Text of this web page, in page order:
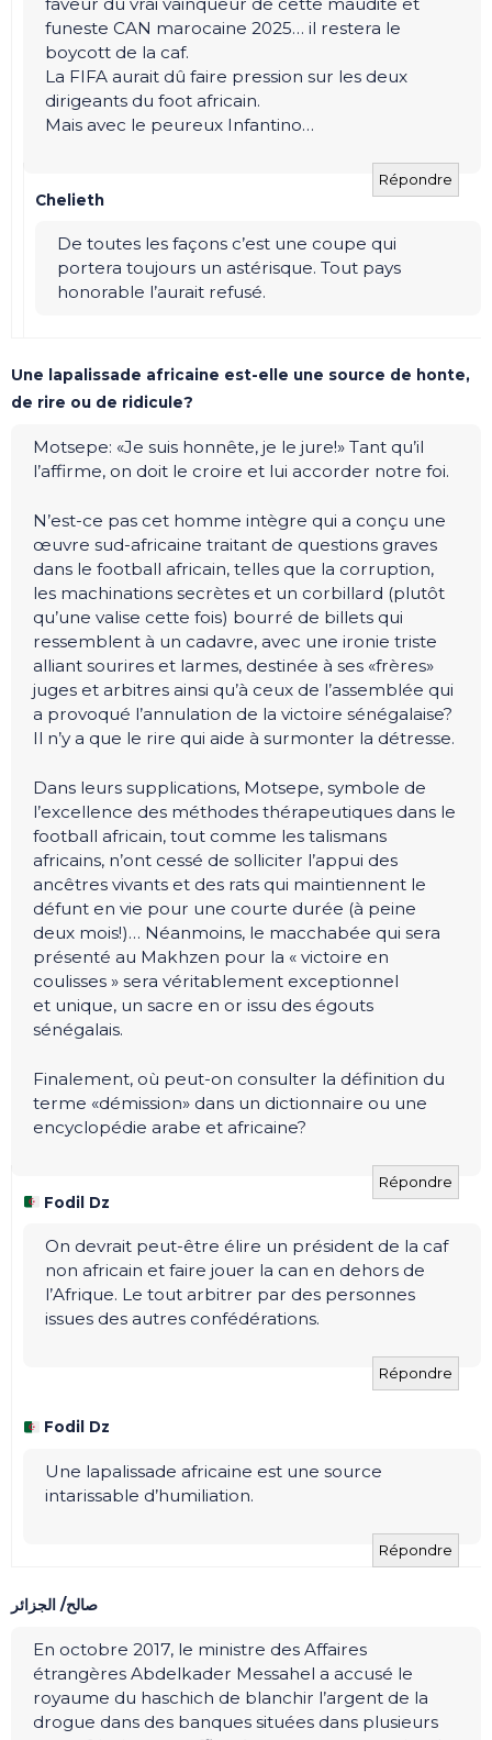
funeste CAN marocaine 2025… il restera le
boycott de la caf.
La FIFA aurait dû faire pression sur les deux
dirigeants du foot africain.
Mais avec le peureux Infantino…
Répondre
Chelieth
De toutes les façons c’est une coupe qui
portera toujours un astérisque. Tout pays
honorable l’aurait refusé.
Une lapalissade africaine est-elle une source de honte,
de rire ou de ridicule?
Motsepe: «Je suis honnête, je le jure!» Tant qu’il
l’affirme, on doit le croire et lui accorder notre foi.
N’est-ce pas cet homme intègre qui a conçu une
œuvre sud-africaine traitant de questions graves
dans le football africain, telles que la corruption,
les machinations secrètes et un corbillard (plutôt
qu’une valise cette fois) bourré de billets qui
ressemblent à un cadavre, avec une ironie triste
alliant sourires et larmes, destinée à ses «frères»
juges et arbitres ainsi qu’à ceux de l’assemblée qui
a provoqué l’annulation de la victoire sénégalaise?
Il n’y a que le rire qui aide à surmonter la détresse.
Dans leurs supplications, Motsepe, symbole de
l’excellence des méthodes thérapeutiques dans le
football africain, tout comme les talismans
africains, n’ont cessé de solliciter l’appui des
ancêtres vivants et des rats qui maintiennent le
défunt en vie pour une courte durée (à peine
deux mois!)… Néanmoins, le macchabée qui sera
présenté au Makhzen pour la « victoire en
coulisses » sera véritablement exceptionnel
et unique, un sacre en or issu des égouts
sénégalais.
Finalement, où peut-on consulter la définition du
terme «démission» dans un dictionnaire ou une
encyclopédie arabe et africaine?
Répondre
Fodil Dz
On devrait peut-être élire un président de la caf
non africain et faire jouer la can en dehors de
l’Afrique. Le tout arbitrer par des personnes
issues des autres confédérations.
Répondre
Fodil Dz
Une lapalissade africaine est une source
intarissable d’humiliation.
Répondre
صالح/ الجزائر
En octobre 2017, le ministre des Affaires
étrangères Abdelkader Messahel a accusé le
royaume du haschich de blanchir l’argent de la
drogue dans des banques situées dans plusieurs